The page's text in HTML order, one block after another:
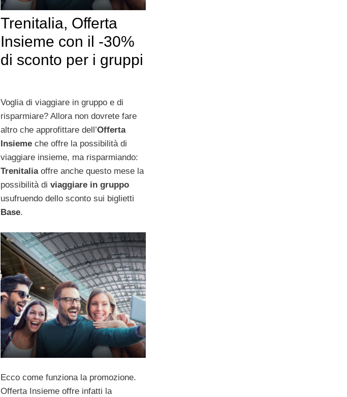
Trenitalia, Offerta
Insieme con il -30%
di sconto per i gruppi
Voglia di viaggiare in gruppo e di
risparmiare? Allora non dovrete fare
altro che approfittare dell’Offerta
Insieme che offre la possibilità di
viaggiare insieme, ma risparmiando:
Trenitaliaoffre anche questo mese la
possibilità di viaggiare in gruppo
usufruendo dello sconto sui biglietti
Base.
Ecco come funziona la promozione.
Offerta Insieme offre infatti la